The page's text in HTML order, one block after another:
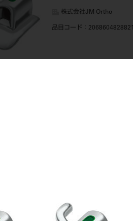
株式会社JM Ortho
品目コード ：2068604828821